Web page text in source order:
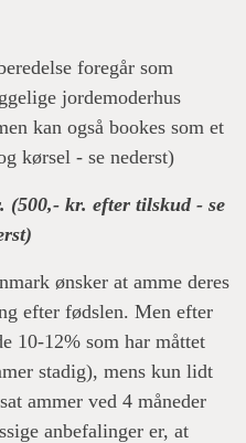
foregår som
jordemoderhus
kan også bookes som et
kørsel - se nederst)
(500,- kr. efter tilskud - se
ønsker at amme deres
efter fødslen. Men efter
10-12% som har måttet
stadig), mens kun lidt
ammer ved 4 måneder
anbefalinger er, at